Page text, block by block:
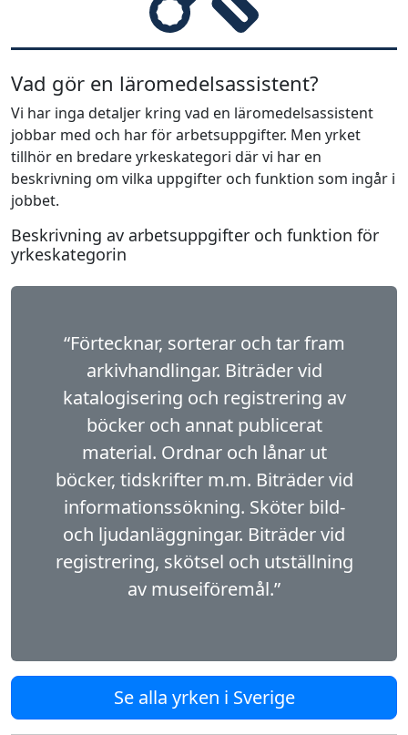
Vad gör en läromedelsassistent?
Vi har inga detaljer kring vad en läromedelsassistent
jobbar med och har för arbetsuppgifter. Men yrket
tillhör en bredare yrkeskategori där vi har en
beskrivning om vilka uppgifter och funktion som ingår i
jobbet.
Beskrivning av arbetsuppgifter och funktion för
yrkeskategorin
“Förtecknar, sorterar och tar fram
arkivhand­lingar. Biträder vid
katalogisering och registrering av
böcker och annat publicerat
material. Ordnar och lånar ut
böcker, tidskrifter m.m. Biträder vid
informationssökning. Sköter bild-
och ljudanläggningar. Biträder vid
registrering, skötsel och utställning
av museiföremål.”
Se alla yrken i Sverige